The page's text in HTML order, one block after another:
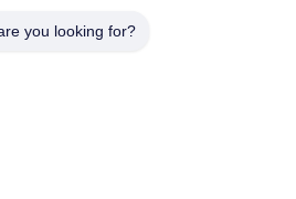
ติดต่อเรา
you looking for?